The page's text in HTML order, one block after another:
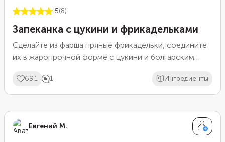
5(8)
Запеканка с цукини и фрикадельками
Сделайте из фарша пряные фрикадельки, соедините
их в жаропрочной форме с цукини и болгарским
Чтобы блюдо интересно смотрелось, расположите
мясные шарики и кусочки овощей по кругу, чередуя
фрикаделькам аппетитный глянцевый блеск и усилит
вкус приправ в мясе.
691 1 Ингредиенты
Евгений М.